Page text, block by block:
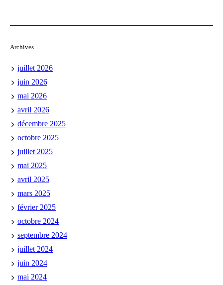
Archives
juillet 2026
juin 2026
mai 2026
avril 2026
décembre 2025
octobre 2025
juillet 2025
mai 2025
avril 2025
mars 2025
février 2025
octobre 2024
septembre 2024
juillet 2024
juin 2024
mai 2024